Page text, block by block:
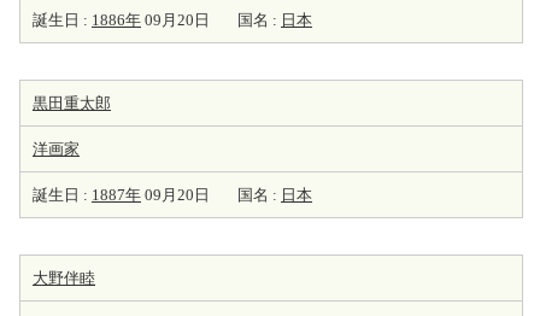
誕生日 : 1886年 09月20日 国名 : 日本
黒田重太郎
洋画家
誕生日 : 1887年 09月20日 国名 : 日本
大野伴睦